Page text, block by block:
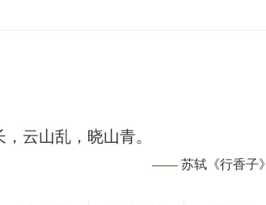
云山乱，晓山青。
—— 苏轼 《行香子》